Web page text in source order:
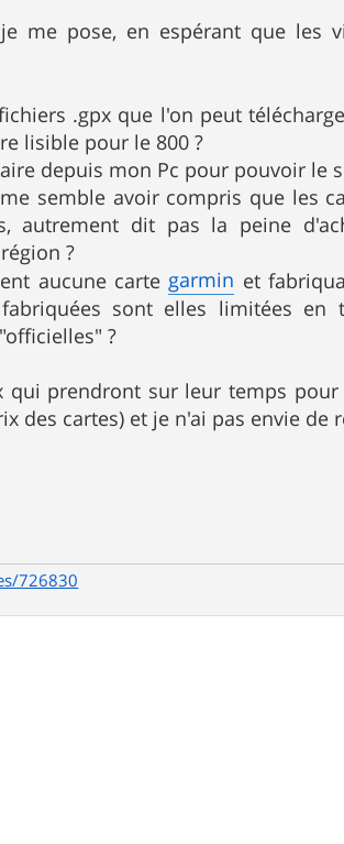
me pose, en espérant que les
.gpx que l'on peut
lisible pour le 800 ?
depuis mon Pc pour pouvoir le
semble avoir compris que les
autrement dit pas la peine
?
aucune cartegarmin et
sont elles limitées
?
qui prendront sur leur temps
des cartes) et je n'ai pas envie de
726830